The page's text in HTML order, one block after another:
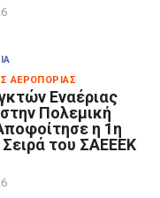
ΑΕΡΟΠΟΡΊΑΣ
Εναέριας
Πολεμική
η 1η
του ΣΑΕΕΕΚ